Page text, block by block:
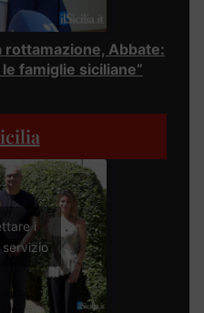
rottamazione, Abbate:
famiglie siciliane”
i